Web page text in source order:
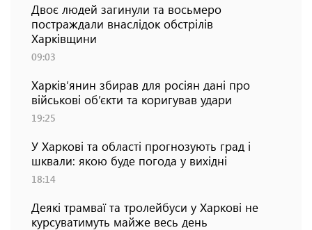
Двоє людей загинули та восьмеро
постраждали внаслідок обстрілів
Харківщини
09:03
Харків’янин збирав для росіян дані про
військові об’єкти та коригував удари
19:25
У Харкові та області прогнозують град і
шквали: якою буде погода у вихідні
18:14
Деякі трамваї та тролейбуси у Харкові не
курсуватимуть майже весь день